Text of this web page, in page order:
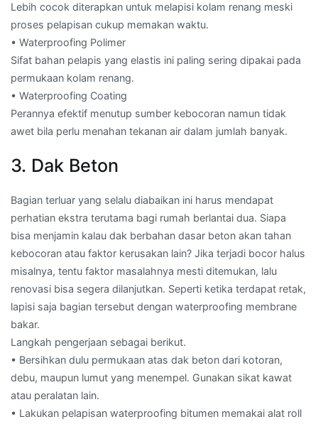
Lebih cocok diterapkan untuk melapisi kolam renang meski
proses pelapisan cukup memakan waktu.
• Waterproofing Polimer
Sifat bahan pelapis yang elastis ini paling sering dipakai pada
permukaan kolam renang.
• Waterproofing Coating
Perannya efektif menutup sumber kebocoran namun tidak
awet bila perlu menahan tekanan air dalam jumlah banyak.
3. Dak Beton
Bagian terluar yang selalu diabaikan ini harus mendapat
perhatian ekstra terutama bagi rumah berlantai dua. Siapa
bisa menjamin kalau dak berbahan dasar beton akan tahan
kebocoran atau faktor kerusakan lain? Jika terjadi bocor halus
misalnya, tentu faktor masalahnya mesti ditemukan, lalu
renovasi bisa segera dilanjutkan. Seperti ketika terdapat retak,
lapisi saja bagian tersebut dengan waterproofing membrane
bakar.
Langkah pengerjaan sebagai berikut.
• Bersihkan dulu permukaan atas dak beton dari kotoran,
debu, maupun lumut yang menempel. Gunakan sikat kawat
atau peralatan lain.
• Lakukan pelapisan waterproofing bitumen memakai alat roll